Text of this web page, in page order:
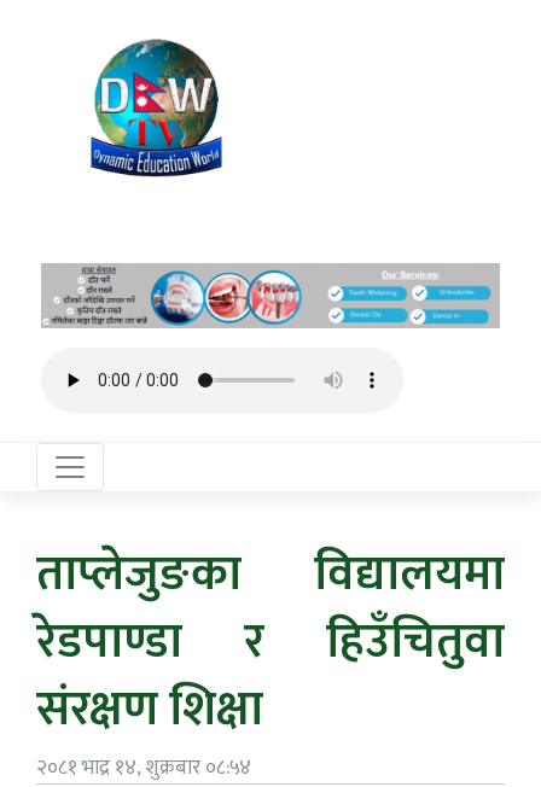
ताप्लेजुङका विद्यालयमा
रेडपाण्डा र हिउँचितुवा
संरक्षण शिक्षा
२०८१ भाद्र १४, शुक्रबार ०८:५४